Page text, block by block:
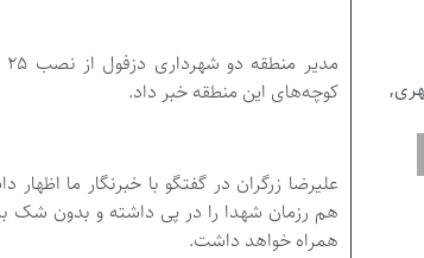
,
کوچه‌های این منطقه خبر داد.
علیرضا زرگران در گفتگو با خبرنگار ما
هم‌ رزمان شهدا را در پی داشته و بدون شک
همراه خواهد داشت.